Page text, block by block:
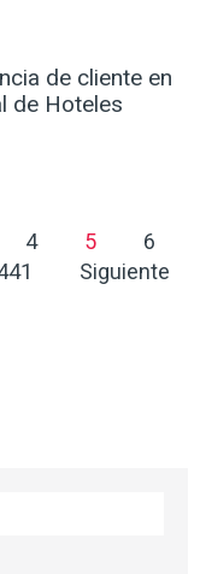
de cliente en
de Hoteles
4 5
6
Siguiente